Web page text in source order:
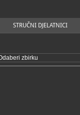
STRUČNI DJELATNICI